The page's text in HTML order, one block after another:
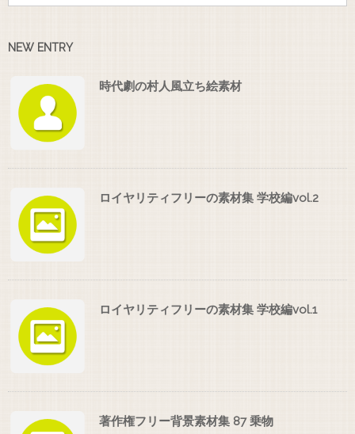
NEW ENTRY
時代劇の村人風立ち絵素材
ロイヤリティフリーの素材集 学校編vol.2
ロイヤリティフリーの素材集 学校編vol.1
著作権フリー背景素材集 87 乗物